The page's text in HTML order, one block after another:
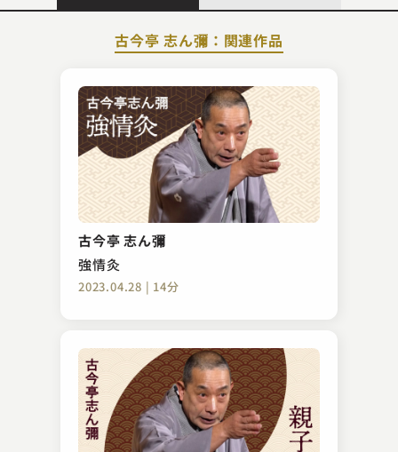
古今亭 志ん彌：関連作品
古今亭 志ん彌
強情灸
2023.04.28 | 14分
古今亭 菊之丞
替り目
2023.04.04 | 11分